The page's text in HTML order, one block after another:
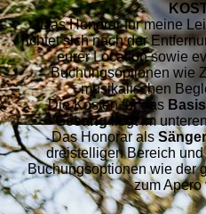
Das Honorar für meine
richtet sich nach der
eurer Location sowie
Buchungsoptionen wie
musikalischen
Die Kosten für das
Gesangliegt im
Das Honorar als
dreistelligen Bereich und
Buchungsoptionen wie der
zum Apero